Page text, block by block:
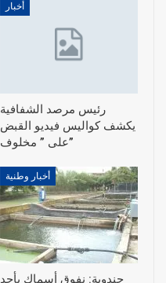
أخبار
رئيس مرصد الشفافية
يكشف كواليس فيديو القبض
على ” مخلوف”
أخبار وطنية
جندوبة: نفوق أسماك بأحد